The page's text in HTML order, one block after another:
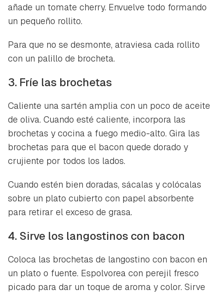
Guardar como favorito
iniciar sesión con tu cuenta de Hogarmanía.
INICIAR SESIÓN CANCELAR
añade un tomate cherry. Envuelve todo formando
un pequeño rollito.
Para que no se desmonte, atraviesa cada rollito
con un palillo de brocheta.
3. Fríe las brochetas
Caliente una sartén amplia con un poco de aceite
de oliva. Cuando esté caliente, incorpora las
brochetas y cocina a fuego medio-alto. Gira las
brochetas para que el bacon quede dorado y
crujiente por todos los lados.
Cuando estén bien doradas, sácalas y colócalas
sobre un plato cubierto con papel absorbente
para retirar el exceso de grasa.
4. Sirve los langostinos con bacon
Coloca las brochetas de langostino con bacon en
un plato o fuente. Espolvorea con perejil fresco
picado para dar un toque de aroma y color. Sirve
Contenido enviado
Gracias por suscribirte a nuestro boletín.
ACEPTAR